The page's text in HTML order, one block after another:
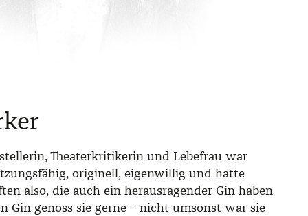
Theaterkritikerin und Lebefrau war
originell, eigenwillig und hatte
also, die auch ein herausragender Gin haben
Gin genoss sie gerne – nicht umsonst war sie